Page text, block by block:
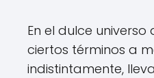
En el dulce
ciertos términos a
indistintamente,